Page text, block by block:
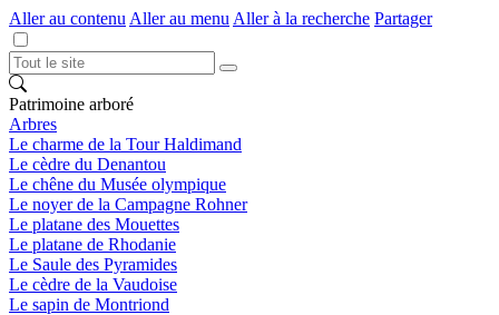
Aller au contenu Aller au menu Aller à la recherche Partager
Patrimoine arboré
Arbres
Le charme de la Tour Haldimand
Le cèdre du Denantou
Le chêne du Musée olympique
Le noyer de la Campagne Rohner
Le platane des Mouettes
Le platane de Rhodanie
Le Saule des Pyramides
Le cèdre de la Vaudoise
Le sapin de Montriond